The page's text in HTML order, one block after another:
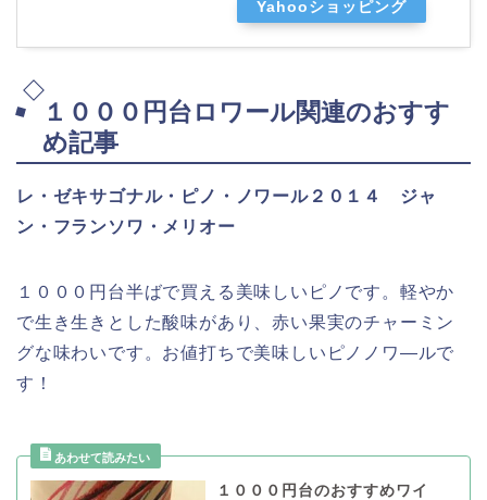
Yahooショッピング
１０００円台ロワール関連のおすす
め記事
レ・ゼキサゴナル・ピノ・ノワール２０１４ ジャ
ン・フランソワ・メリオー
１０００円台半ばで買える美味しいピノです。軽やか
で生き生きとした酸味があり、赤い果実のチャーミン
グな味わいです。お値打ちで美味しいピノノワ―ルで
す！
１０００円台のおすすめワイ